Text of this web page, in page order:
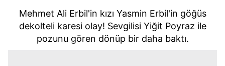
Mehmet Ali Erbil'in kızı Yasmin Erbil'in göğüs
dekolteli karesi olay! Sevgilisi Yiğit Poyraz ile
pozunu gören dönüp bir daha baktı.